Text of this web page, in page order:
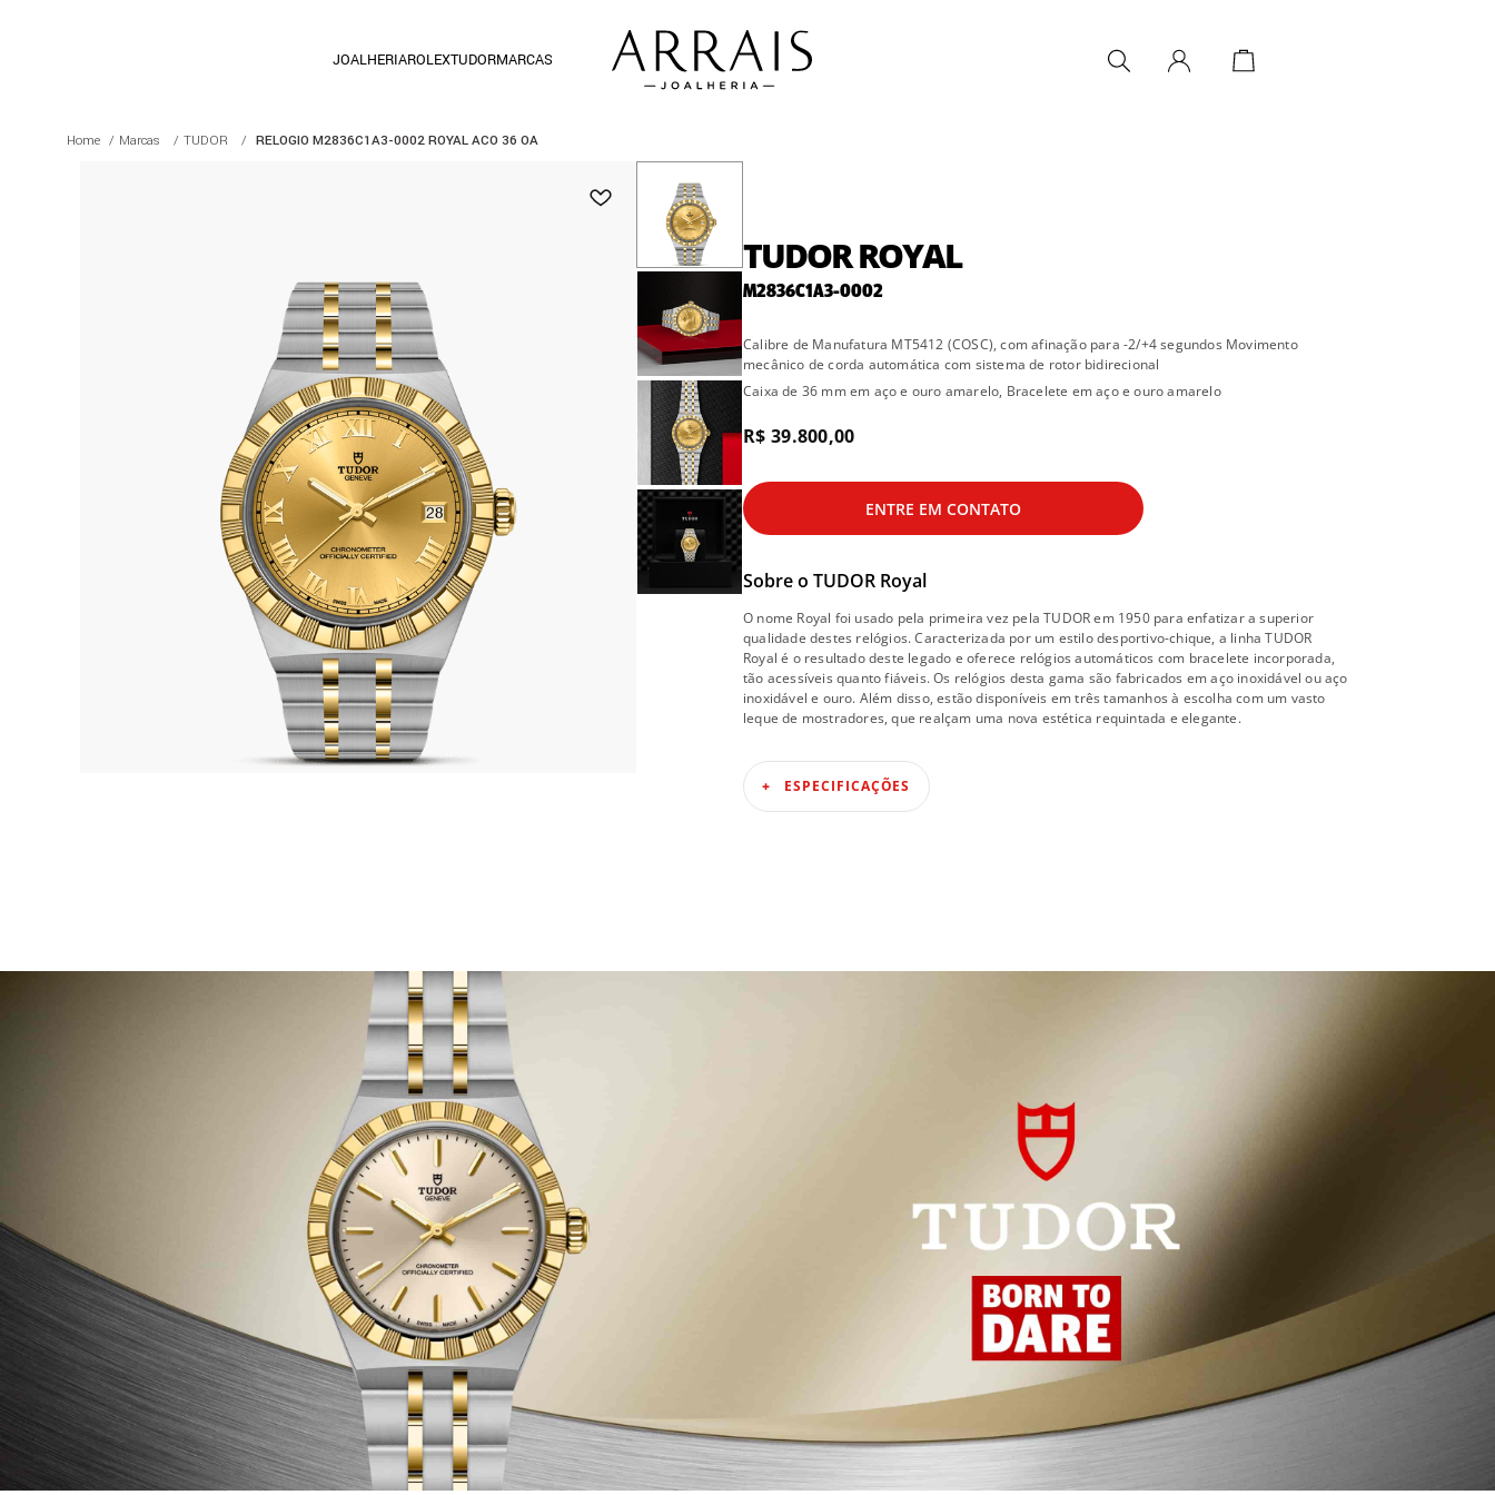
JOALHERIAROLEXTUDORMARCAS
Marcas TUDOR RELOGIO M2836C1A3-0002 ROYAL ACO 36 OA
TUDOR ROYAL
M2836C1A3-0002
Calibre de Manufatura MT5412 (COSC), com afinação para -2/+4 segundos Movimento
mecânico de corda automática com sistema de rotor bidirecional
Caixa de 36 mm em aço e ouro amarelo, Bracelete em aço e ouro amarelo
R$ 39.800,00
ENTRE EM CONTATO
Sobre o TUDOR Royal
O nome Royal foi usado pela primeira vez pela TUDOR em 1950 para enfatizar a superior
qualidade destes relógios. Caracterizada por um estilo desportivo-chique, a linha TUDOR
Royal é o resultado deste legado e oferece relógios automáticos com bracelete incorporada,
tão acessíveis quanto fiáveis. Os relógios desta gama são fabricados em aço inoxidável ou aço
inoxidável e ouro. Além disso, estão disponíveis em três tamanhos à escolha com um vasto
leque de mostradores, que realçam uma nova estética requintada e elegante.
ESPECIFICAÇÕES